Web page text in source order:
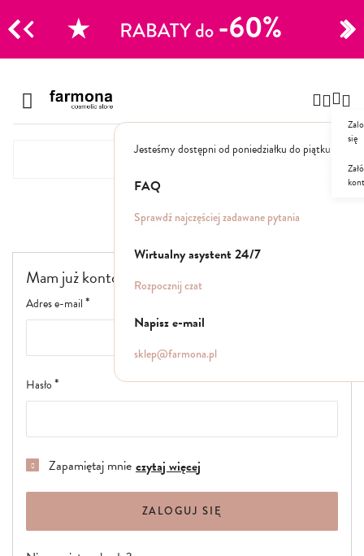
treści
Jesteśmy dostępni od poniedziałku do piątku:
FAQ
Sprawdź najczęściej zadawane pytania
Wirtualny asystent 24/7
Rozpocznij czat
Napisz e-mail
sklep@farmona.pl
się
Szampony
Peelingi do skóry głowy
Kuracje i wcierki
Włosy suche i łamliwe
Włosy wypadające
Włosy pozbawione objętości
Włosy kręcone
Łupież
Łojotok
Logowanie
Mam już konto
Adres e-mail
Hasło
Zapamiętaj mnie czytaj więcej
ZALOGUJ SIĘ